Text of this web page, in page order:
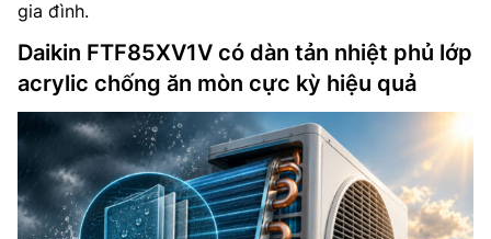
gia đình.
Daikin FTF85XV1V có dàn tản nhiệt phủ lớp
acrylic chống ăn mòn cực kỳ hiệu quả